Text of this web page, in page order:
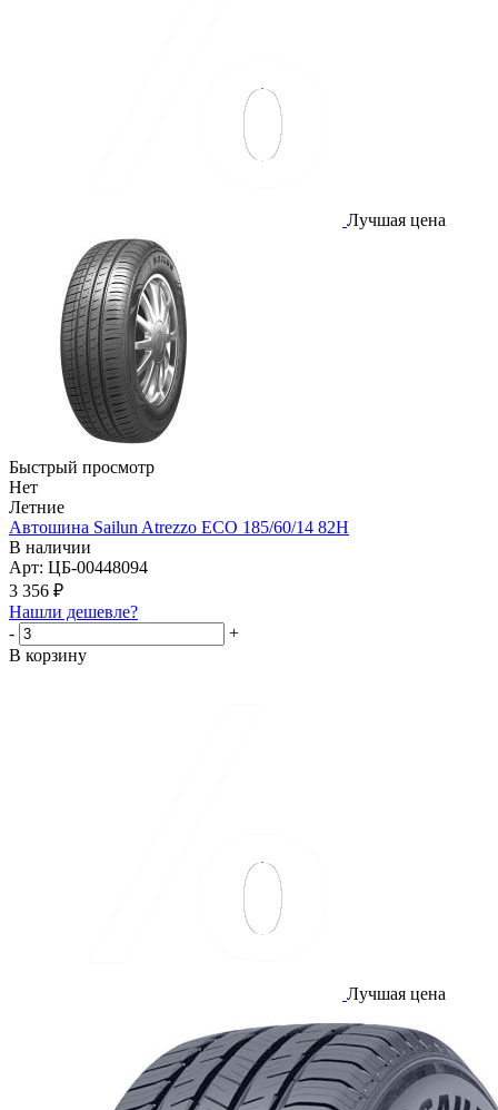
Лучшая цена
Быстрый просмотр
Нет
Летние
Автошина Sailun Atrezzo ECO 185/60/14 82H
В наличии
Арт: ЦБ-00448094
3 356 ₽
Нашли дешевле?
-
+
В корзину
Лучшая цена